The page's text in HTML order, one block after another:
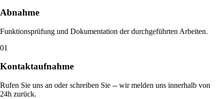
Abnahme
Funktionsprüfung und Dokumentation der durchgeführten Arbeiten.
01
Kontaktaufnahme
Rufen Sie uns an oder schreiben Sie -- wir melden uns innerhalb von
24h zurück.